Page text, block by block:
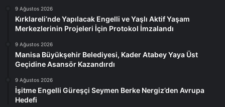
9 Ağustos 2026
Kırklareli’nde Yapılacak Engelli ve Yaşlı Aktif Yaşam
Merkezlerinin Projeleri İçin Protokol İmzalandı
9 Ağustos 2026
Manisa Büyükşehir Belediyesi, Kader Atabey Yaya Üst
Geçidine Asansör Kazandırdı
9 Ağustos 2026
İşitme Engelli Güreşçi Seymen Berke Nergiz’den Avrupa
Hedefi